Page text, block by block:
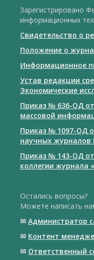
Зарегистрировано
информационных
Свидетельство о
Положение о
Информационное
Устав редакции
Экономические
Приказ № 636-ОД
массовой
Приказ № 1097-ОД
научных журналов
Приказ № 143-ОД
коллегии журнала
Остались вопросы?
Можете написать
✉ Администратор
✉ Контент
✉ Ответственный